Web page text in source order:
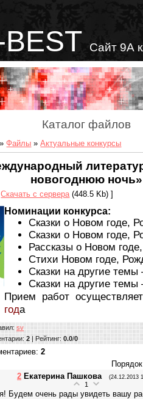
Сайт 9А
Каталог файлов
»Файлы »Актуальные конкурсы
новогоднюю ночь»
Скачать с сервера(448.5 Kb) ]
Номинации конкурса:
Сказки о Новом годе,
Сказки о Новом годе,
Рассказы о Новом
Стихи Новом годе,
Сказки на другие
Сказки на другие
Прием работ
года
: sv
: 2 Рейтинг: 0.0/0
: 2
2 Екатерина Пашкова (24.12.2013
1
Будем очень рады увидеть вашу